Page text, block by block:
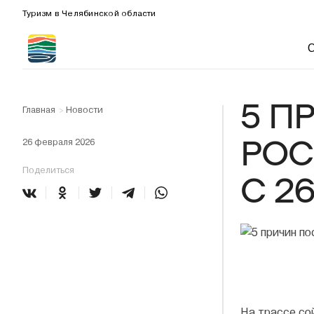
Туризм в Челябинской области
Главная > Новости
26 февраля 2026
Поделиться
5
С